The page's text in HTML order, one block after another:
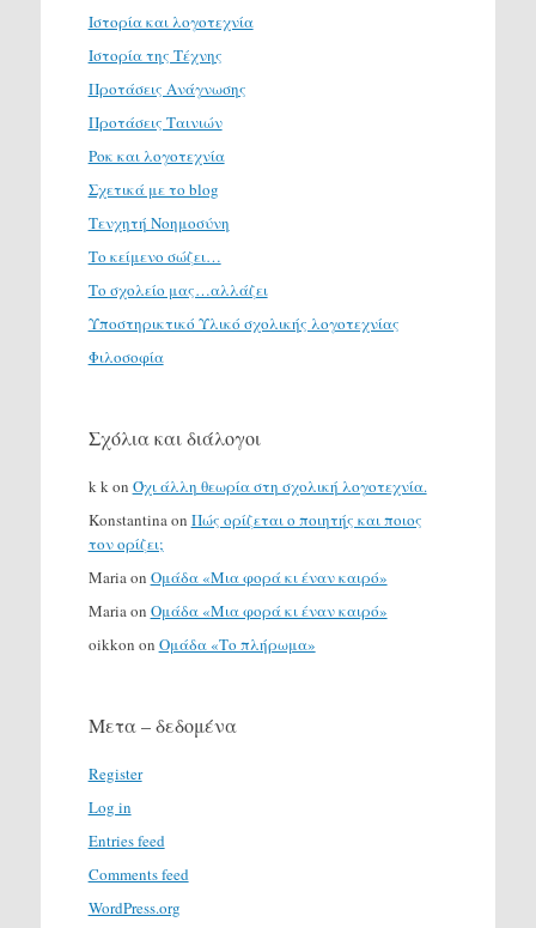
Ιστορία και λογοτεχνία
Ιστορία της Τέχνης
Προτάσεις Ανάγνωσης
Προτάσεις Ταινιών
Ροκ και λογοτεχνία
Σχετικά με το blog
Τενχητή Νοημοσύνη
Το κείμενο σώζει…
Το σχολείο μας…αλλάζει
Υποστηρικτικό Υλικό σχολικής λογοτεχνίας
Φιλοσοφία
Σχόλια και διάλογοι
k kon Όχι άλλη θεωρία στη σχολική λογοτεχνία.
Konstantinaon Πώς ορίζεται ο ποιητής και ποιος
τον ορίζει;
Mariaon Ομάδα «Μια φορά κι έναν καιρό»
Mariaon Ομάδα «Μια φορά κι έναν καιρό»
oikkon on Ομάδα «Το πλήρωμα»
Μετα – δεδομένα
Register
Log in
Entries feed
Comments feed
WordPress.org